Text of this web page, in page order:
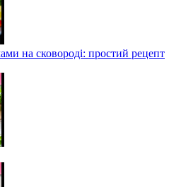
на сковороді: простий рецепт